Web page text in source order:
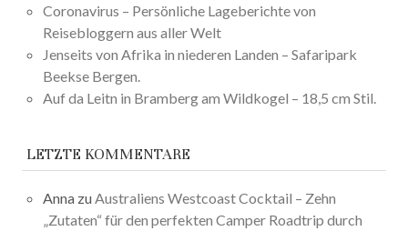
Coronavirus – Persönliche Lageberichte von
Reisebloggern aus aller Welt
Jenseits von Afrika in niederen Landen – Safaripark
Beekse Bergen.
Auf da Leitn in Bramberg am Wildkogel – 18,5 cm Stil.
LETZTE KOMMENTARE
Anna zu Australiens Westcoast Cocktail – Zehn
„Zutaten“ für den perfekten Camper Roadtrip durch